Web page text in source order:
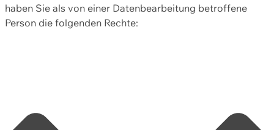
haben Sie als von einer Datenbearbeitung betroffene
Person die folgenden Rechte: